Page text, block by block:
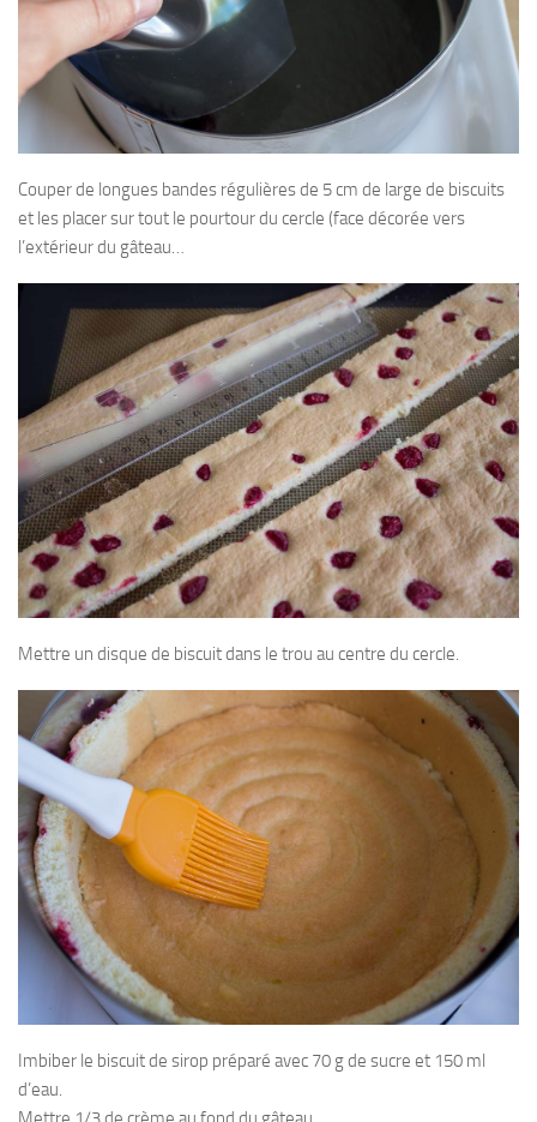
Couper de longues bandes régulières de 5 cm de large de biscuits
et les placer sur tout le pourtour du cercle (face décorée vers
l’extérieur du gâteau…
Mettre un disque de biscuit dans le trou au centre du cercle.
Imbiber le biscuit de sirop préparé avec 70 g de sucre et 150 ml
d’eau.